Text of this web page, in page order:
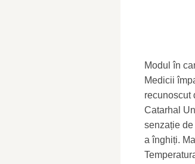
Modul în
Medicii
recunoscut
Catarhal
senzație
a înghiți.